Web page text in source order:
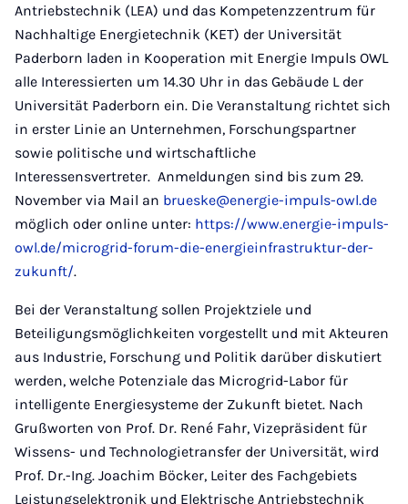
Antriebstechnik (LEA) und das Kompetenzzentrum für
Nachhaltige Energietechnik (KET) der Universität
Paderborn laden in Kooperation mit Energie Impuls OWL
alle Interessierten um 14.30 Uhr in das Gebäude L der
Universität Paderborn ein. Die Veranstaltung richtet sich
in erster Linie an Unternehmen, Forschungspartner
sowie politische und wirtschaftliche
Interessensvertreter. Anmeldungen sind bis zum 29.
November via Mail an brueske@energie-impuls-owl.de
möglich oder online unter: https://www.energie-impuls-
owl.de/microgrid-forum-die-energieinfrastruktur-der-
zukunft/.
Bei der Veranstaltung sollen Projektziele und
Beteiligungsmöglichkeiten vorgestellt und mit Akteuren
aus Industrie, Forschung und Politik darüber diskutiert
werden, welche Potenziale das Microgrid-Labor für
intelligente Energiesysteme der Zukunft bietet. Nach
Grußworten von Prof. Dr. René Fahr, Vizepräsident für
Wissens- und Technologietransfer der Universität, wird
Prof. Dr.-Ing. Joachim Böcker, Leiter des Fachgebiets
Leistungselektronik und Elektrische Antriebstechnik